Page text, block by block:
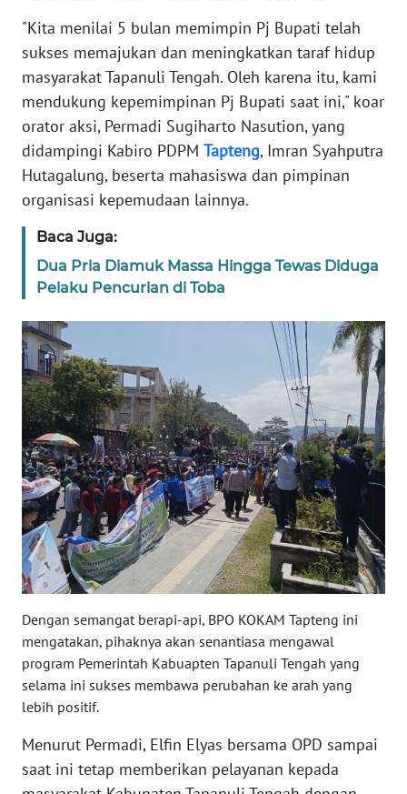
"Kita menilai 5 bulan memimpin Pj Bupati telah
sukses memajukan dan meningkatkan taraf hidup
masyarakat Tapanuli Tengah. Oleh karena itu, kami
mendukung kepemimpinan Pj Bupati saat ini," koar
orator aksi, Permadi Sugiharto Nasution, yang
didampingi Kabiro PDPM Tapteng, Imran Syahputra
Hutagalung, beserta mahasiswa dan pimpinan
organisasi kepemudaan lainnya.
Baca Juga:
Dua Pria Diamuk Massa Hingga Tewas Diduga
Pelaku Pencurian di Toba
Dengan semangat berapi-api, BPO KOKAM Tapteng ini
mengatakan, pihaknya akan senantiasa mengawal
program Pemerintah Kabuapten Tapanuli Tengah yang
selama ini sukses membawa perubahan ke arah yang
lebih positif.
Menurut Permadi, Elfin Elyas bersama OPD sampai
saat ini tetap memberikan pelayanan kepada
WN
BABEL
WN
SUMBAR
WN
SUMSEL
BENGKULU
WN
WN
JATENG
WN
NUSANTARA
WN
JOGJA
WN
JATIM
WN
BALI
KALBAR
WN
KALTENG